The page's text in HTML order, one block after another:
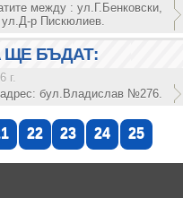
между : ул.Г.Бенковски,
р Пискюлиев.
ЩЕ БЪДАТ:
г.
бул.Владислав №276.
22 23 24 25